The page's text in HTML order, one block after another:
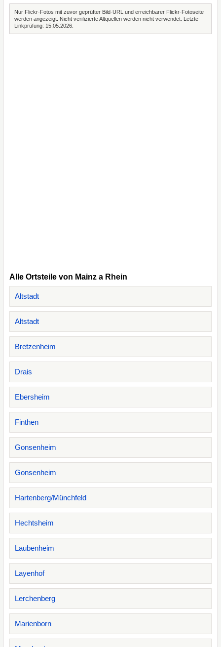
Nur Flickr-Fotos mit zuvor geprüfter Bild-URL und erreichbarer Flickr-Fotoseite
werden angezeigt. Nicht verifizierte Altquellen werden nicht verwendet. Letzte
Linkprüfung: 15.05.2026.
Alle Ortsteile von Mainz a Rhein
Altstadt
Altstadt
Bretzenheim
Drais
Ebersheim
Finthen
Gonsenheim
Gonsenheim
Hartenberg/Münchfeld
Hechtsheim
Laubenheim
Layenhof
Lerchenberg
Marienborn